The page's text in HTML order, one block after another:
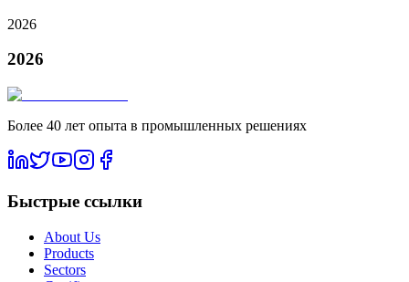
2026
2026
Более 40 лет опыта в промышленных решениях
Быстрые ссылки
About Us
Products
Sectors